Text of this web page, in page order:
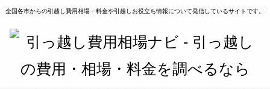
全国各市からの引越し費用相場・料金や引越しお役立ち情報について発信しているサイトです。